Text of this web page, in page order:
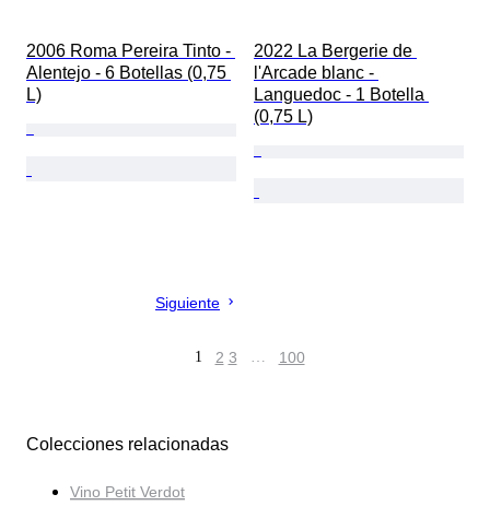
2006 Roma Pereira Tinto -
Alentejo - 6 Botellas (0,75
L)
2022 La Bergerie de
l'Arcade blanc -
Languedoc - 1 Botella
(0,75 L)
Siguiente
1 2 3 … 100
Colecciones relacionadas
Vino Petit Verdot